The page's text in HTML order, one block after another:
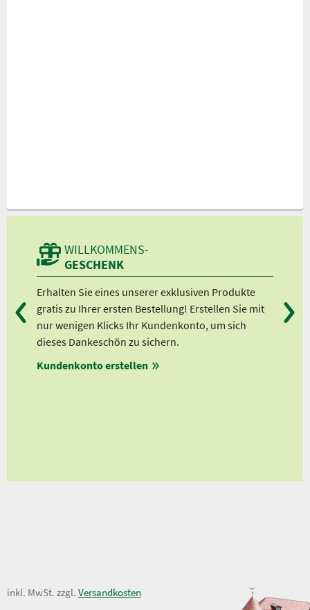
WILLKOMMENS-
GESCHENK
Erhalten Sie eines unserer exklusiven Produkte
gratis zu Ihrer ersten Bestellung! Erstellen Sie mit
nur wenigen Klicks Ihr Kundenkonto, um sich
dieses Dankeschön zu sichern.
Kundenkonto erstellen
Ab
97,50 €
inkl. MwSt. zzgl. Versandkosten